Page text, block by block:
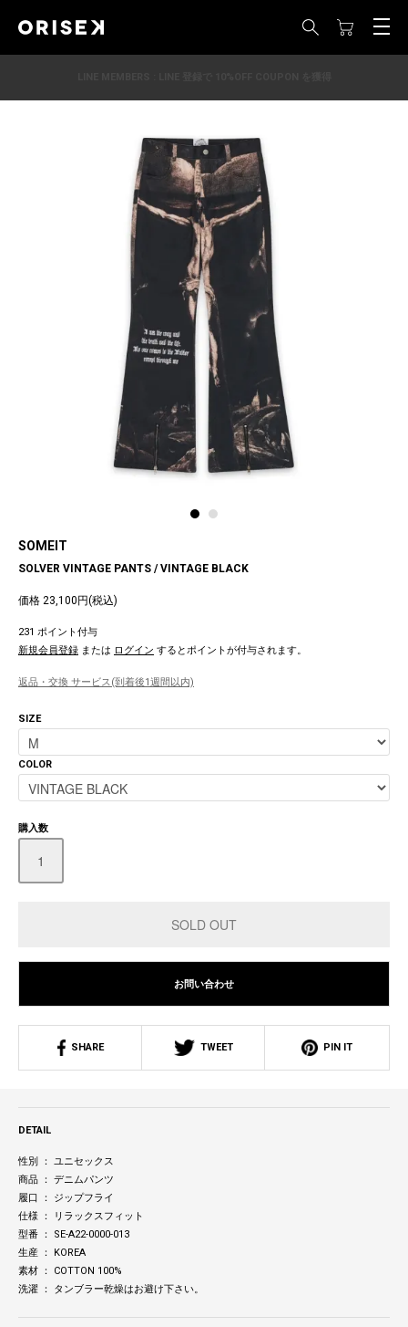
SOMEIT
SOLVER VINTAGE PANTS / VINTAGE BLACK
価格 23,100円(税込)
231 ポイント付与
新規会員登録 または ログイン するとポイントが付与されます。
返品・交換 サービス(到着後1週間以内)
SIZE
COLOR
購入数
お問い合わせ
SHARE TWEET PIN IT
DETAIL
性別 ： ユニセックス
商品 ： デニムパンツ
履口 ： ジップフライ
仕様 ： リラックスフィット
型番 ： SE-A22-0000-013
生産 ： KOREA
素材 ： COTTON 100%
洗濯 ： タンブラー乾燥はお避け下さい。